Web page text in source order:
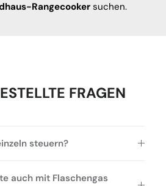
Rangecookersuchen.
FRAGEN
steuern?
auch mit Flaschengas